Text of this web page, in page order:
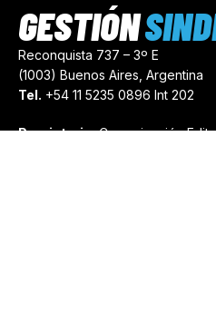
Reconquista 737 – 3º E
(1003) Buenos Aires, Argentina
Tel. +54 11 5235 0896 Int 202
Propietario:Comunicación
GESTIÓN